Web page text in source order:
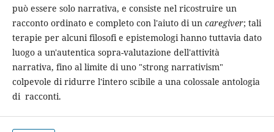
può essere solo narrativa, e consiste nel ricostruire un
racconto ordinato e completo con l'aiuto di un caregiver; tali
terapie per alcuni filosofi e epistemologi hanno tuttavia dato
luogo a un'autentica sopra-valutazione dell'attività
narrativa, fino al limite di uno "strong narrativism"
colpevole di ridurre l'intero scibile a una colossale antologia
di racconti.